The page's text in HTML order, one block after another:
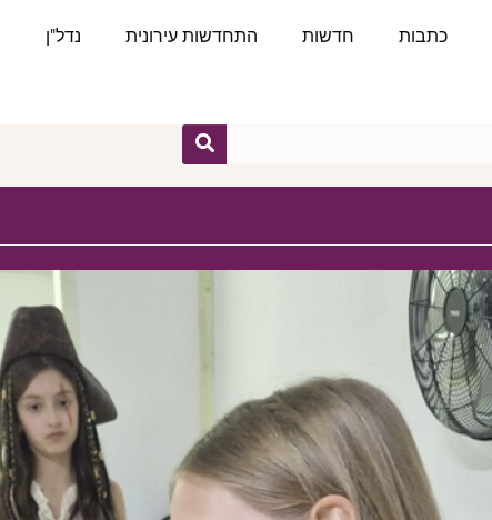
כתבות חדשות התחדשות עירונית נדל"ן